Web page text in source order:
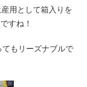
用として箱入りを
すね！
てもリーズナブルで